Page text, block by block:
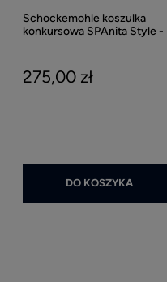
Schockemohle koszulka
konkursowa SPAnita Style -
275,00 zł
DO KOSZYKA